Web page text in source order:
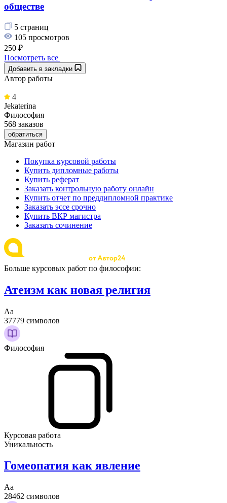
обществе
5 страниц
105 просмотров
250 ₽
Посмотреть все
Добавить в закладки
Автор работы
4
Jekaterina
Философия
568 заказов
обратиться
Магазин работ
Покупка курсовой работы
Купить дипломные работы
Купить реферат
Заказать контрольную работу онлайн
Купить отчет по преддипломной практике
Заказать эссе срочно
Купить ВКР магистра
Заказать сочинение
Больше курсовых работ по философии:
Атеизм как новая религия
Аа
37779 символов
Философия
Курсовая работа
Уникальность
Гомеопатия как явление
Аа
28462 символов